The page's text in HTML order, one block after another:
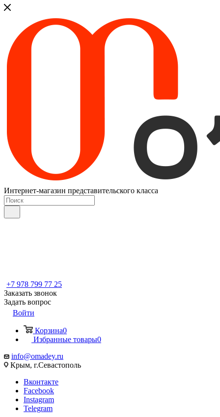
Интернет-магазин представительского класса
+7 978 799 77 25
Заказать звонок
Задать вопрос
Войти
Корзина0
Избранные товары0
info@omadey.ru
Крым, г.Севастополь
Вконтакте
Facebook
Instagram
Telegram